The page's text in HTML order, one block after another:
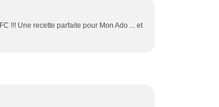
!!! Une recette parfaite pour Mon Ado ... et